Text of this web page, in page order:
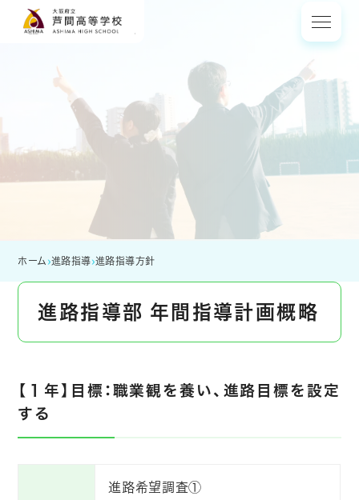
大阪府立 芦間高等
ホーム ›進路指導›進路指導方針
進路指導部 年間指導計画概略
【１年】目標：職業観を養い、進路目標を設定
する
進路希望調査①